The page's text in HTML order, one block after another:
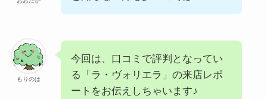
もりのは
今回は、口コミで評判となってい
る「ラ・ヴォリエラ」の来店レポ
ートをお伝えしちゃいます♪